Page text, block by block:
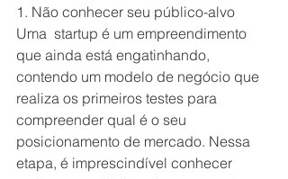
1. Não conhecer seu público-alvo
Uma  startup é um empreendimento
que ainda está engatinhando,
contendo um modelo de negócio que
realiza os primeiros testes para
compreender qual é o seu
posicionamento de mercado. Nessa
etapa, é imprescindível conhecer